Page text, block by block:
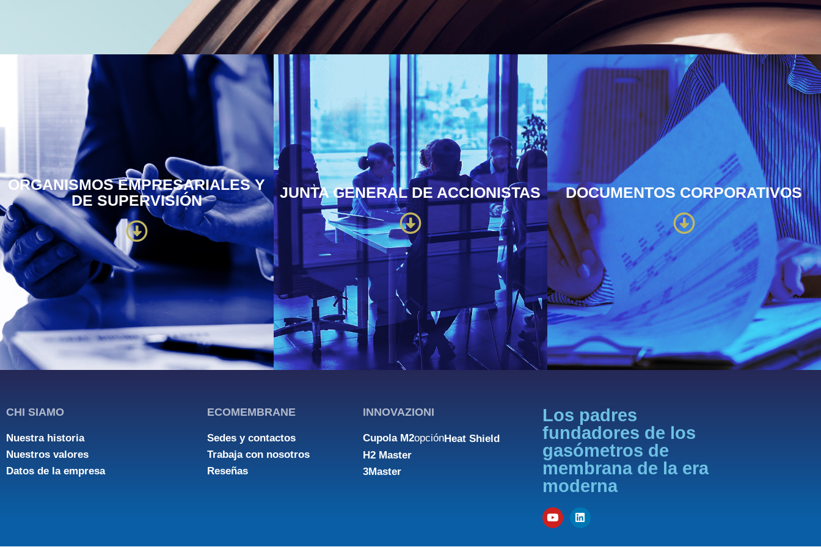
ORGANISMOS EMPRESARIALES Y
DE SUPERVISIÓN
JUNTA GENERAL DE ACCIONISTAS DOCUMENTOS CORPORATIVOS
CHI SIAMO
Nuestra historia
Nuestros valores
Datos de la empresa
ECOMEMBRANE
Sedes y contactos
Trabaja con nosotros
Reseñas
INNOVAZIONI
Cupola M2opciónHeat Shield
H2 Master
3Master
Los padres
fundadores de los
gasómetros de
membrana de la era
moderna